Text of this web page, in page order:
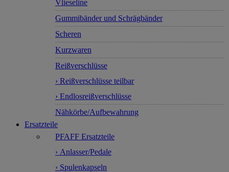
Vlieseline
Gummibänder und Schrägbänder
Scheren
Kurzwaren
Reißverschlüsse
› Reißverschlüsse teilbar
› Endlosreißverschlüsse
Nähkörbe/Aufbewahrung
Ersatzteile
PFAFF Ersatzteile
› Anlasser/Pedale
› Spulenkapseln